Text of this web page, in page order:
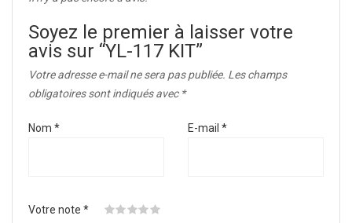
Soyez le premier à laisser votre
avis sur “YL-117 KIT”
Votre adresse e-mail ne sera pas publiée. Les champs
obligatoires sont indiqués avec *
Nom * E-mail *
Votre note *